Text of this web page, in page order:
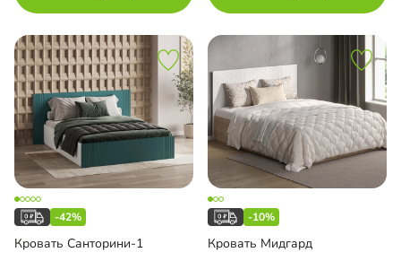
-42%
Кровать Санторини-1
-10%
Кровать Мидгард